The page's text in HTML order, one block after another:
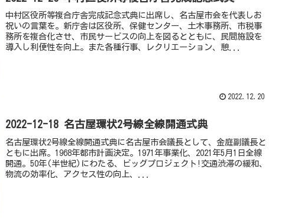
中村区役所等複合庁舎完成記念式典に出席し、名古屋市会を代表しお
祝いの言葉を。新庁舎は区役所、保健センター、土木事務所、市税事
務所を複合化させ、市民サービスの向上を図るとともに、民間施設を
導入し利便性を向上。また各種行事、レクリエーション、憩...
2022.12.20
2022-12-18 名古屋環状2号線全線開通式典
名古屋環状2号線全線開通式典に名古屋市会議長として、金庭副議長と
ともに出席。1968年都市計画決定。1971年事業化、2021年5月1日全線
開通。50年(半世紀)にわたる、ビッグプロジェクト!交通渋滞の緩和、
物流の効率化、アクセス性の向上、...